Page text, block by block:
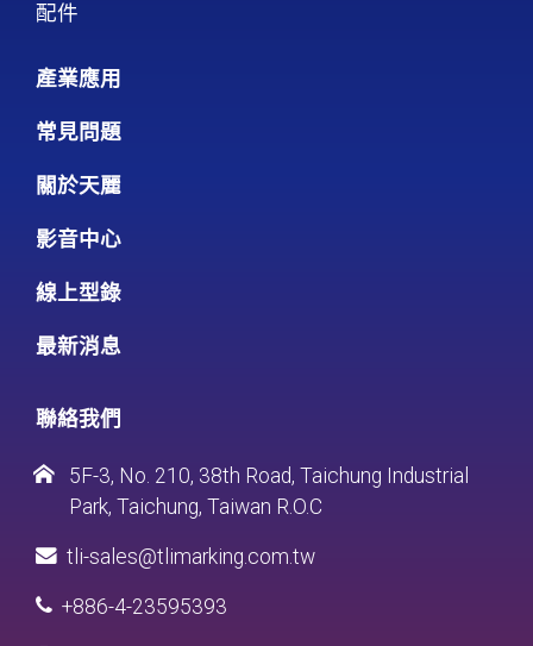
配件
產業應用
常見問題
關於天麗
影音中心
線上型錄
最新消息
聯絡我們
5F-3, No. 210, 38th Road, Taichung Industrial
Park, Taichung, Taiwan R.O.C
tli-sales@tlimarking.com.tw
+886-4-23595393